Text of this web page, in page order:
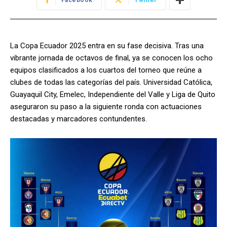
La Copa Ecuador 2025 entra en su fase decisiva. Tras una
vibrante jornada de octavos de final, ya se conocen los ocho
equipos clasificados a los cuartos del torneo que reúne a
clubes de todas las categorías del país. Universidad Católica,
Guayaquil City, Emelec, Independiente del Valle y Liga de Quito
aseguraron su paso a la siguiente ronda con actuaciones
destacadas y marcadores contundentes.